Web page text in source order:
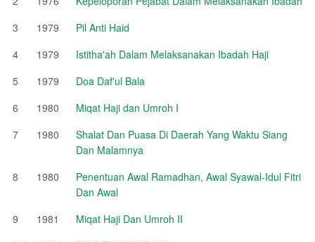
3
1979
Pil Anti Haid
4
1979
Istitha'ah Dalam Melaksanakan Ibadah Haji
5
1979
Doa Daf'ul Bala
6
1980
Miqat Haji dan Umroh I
7
1980
Shalat Dan Puasa Di Daerah Yang Waktu Siang
Dan Malamnya
8
1980
Penentuan Awal Ramadhan, Awal Syawal-Idul Fitri
Dan Awal
9
1981
Miqat Haji Dan Umroh II